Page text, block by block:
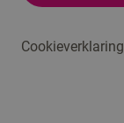
Cookieverklaring